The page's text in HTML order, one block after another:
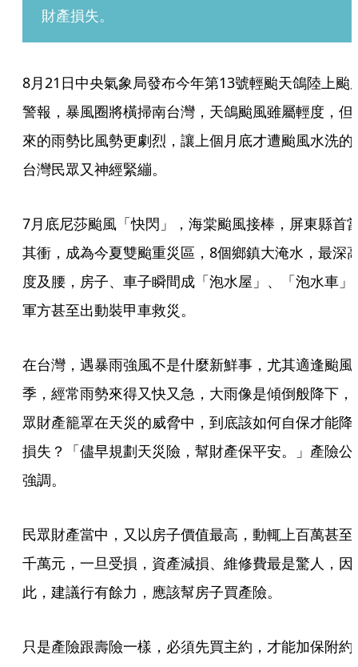
財產損失。
8月21日中央氣象局發布今年第13號輕颱天鴿陸上颱
警報，暴風圈將橫掃南台灣，天鴿颱風雖屬輕度，但
來的雨勢比風勢更劇烈，讓上個月底才遭颱風水洗的
台灣民眾又神經緊繃。
7月底尼莎颱風「快閃」，海棠颱風接棒，屏東縣首
其衝，成為今夏雙颱重災區，8個鄉鎮大淹水，最深
度及腰，房子、車子瞬間成「泡水屋」、「泡水車」
軍方甚至出動裝甲車救災。
在台灣，遇暴雨強風不是什麼新鮮事，尤其適逢颱風
季，經常雨勢來得又快又急，大雨像是傾倒般降下，
眾財產籠罩在天災的威脅中，到底該如何自保才能降
損失？「儘早規劃天災險，幫財產保平安。」產險公
強調。
民眾財產當中，又以房子價值最高，動輒上百萬甚至
千萬元，一旦受損，資產減損、維修費最是驚人，因
此，建議行有餘力，應該幫房子買產險。
只是產險跟壽險一樣，必須先買主約，才能加保附約